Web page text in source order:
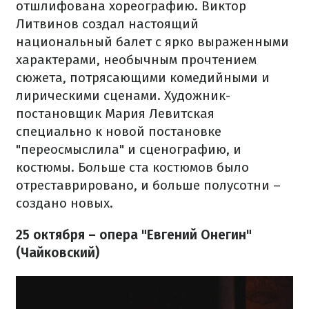
отшлифована хореографию. Виктор
Литвинов создал настоящий
национальный балет с ярко выраженными
характерами, необычным прочтением
сюжета, потрясающими комедийными и
лирическими сценами. Художник-
постановщик Мария Левитская
специально к новой постановке
"переосмыслила" и сценографию, и
костюмы. Больше ста костюмов было
отреставрировано, и больше полусотни –
создано новых.
25 октября – опера "Евгений Онегин"
(Чайковский)